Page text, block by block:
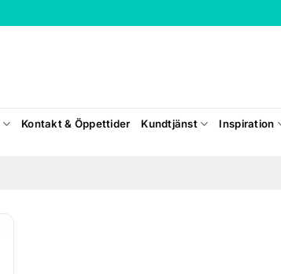
Kontakt & Öppettider Kundtjänst Inspiration